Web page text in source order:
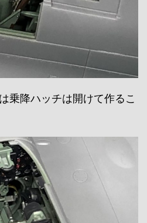
乗降ハッチは開けて作るこ